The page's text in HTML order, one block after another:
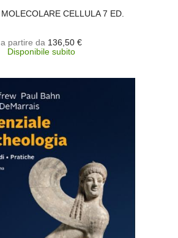
CELLULA 7 ED.
a partire da 136,50 €
Disponibile subito